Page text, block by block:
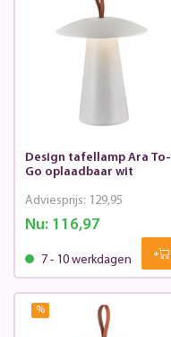
Design tafellamp Ara To-
Go oplaadbaar wit
Nu:116,97
Adviesprijs: 129,95
7 - 10 werkdagen
%